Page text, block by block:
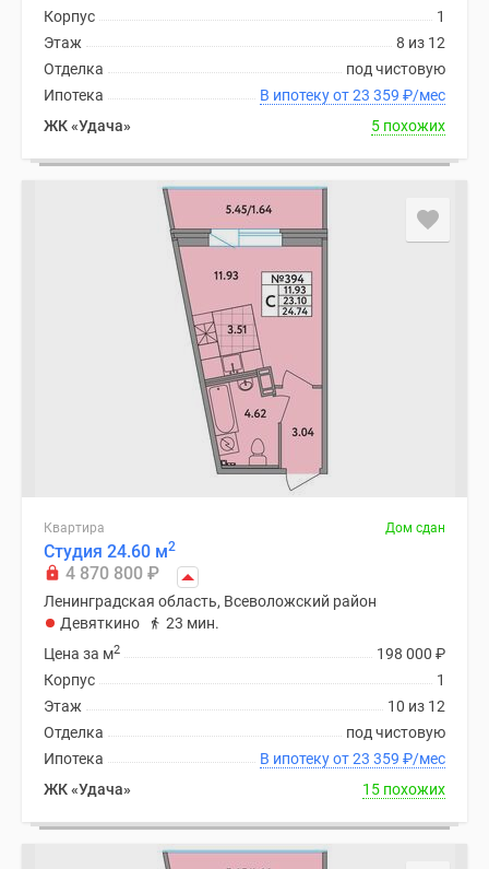
1
Корпус
8 из 12
Этаж
под чистовую
Отделка
В ипотеку от 23 359 ₽/мес
Ипотека
ЖК «Удача»
5 похожих
Квартира Дом сдан
Студия 24.60 м2
4 870 800 ₽
Ленинградская область, Всеволожский район
Девяткино
23 мин.
198 000 ₽
Цена за м2
1
Корпус
10 из 12
Этаж
под чистовую
Отделка
В ипотеку от 23 359 ₽/мес
Ипотека
ЖК «Удача»
15 похожих